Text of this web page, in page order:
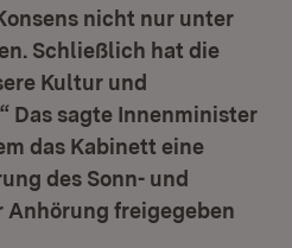
nicht nur unter
Schließlich hat die
Kultur und
Das sagte Innenminister
das Kabinett eine
des Sonn- und
Anhörung freigegeben